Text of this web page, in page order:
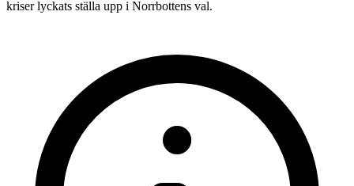
kriser lyckats ställa upp i Norrbottens val.